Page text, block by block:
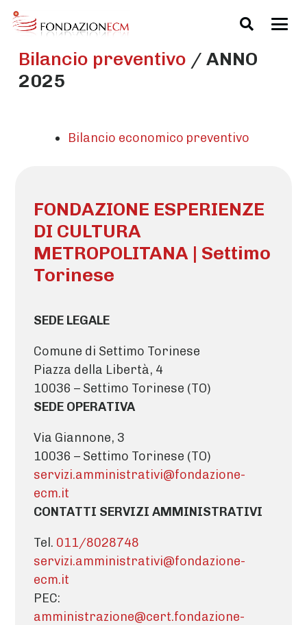
Bilancio preventivo / ANNO
2025
Bilancio economico preventivo
FONDAZIONE ESPERIENZE
DI CULTURA
METROPOLITANA | Settimo
Torinese
SEDE LEGALE
Comune di Settimo Torinese
Piazza della Libertà, 4
10036 – Settimo Torinese (TO)
SEDE OPERATIVA
Via Giannone, 3
10036 – Settimo Torinese (TO)
servizi.amministrativi@fondazione-
ecm.it
CONTATTI SERVIZI AMMINISTRATIVI
Tel. 011/8028748
servizi.amministrativi@fondazione-
ecm.it
PEC:
amministrazione@cert.fondazione-